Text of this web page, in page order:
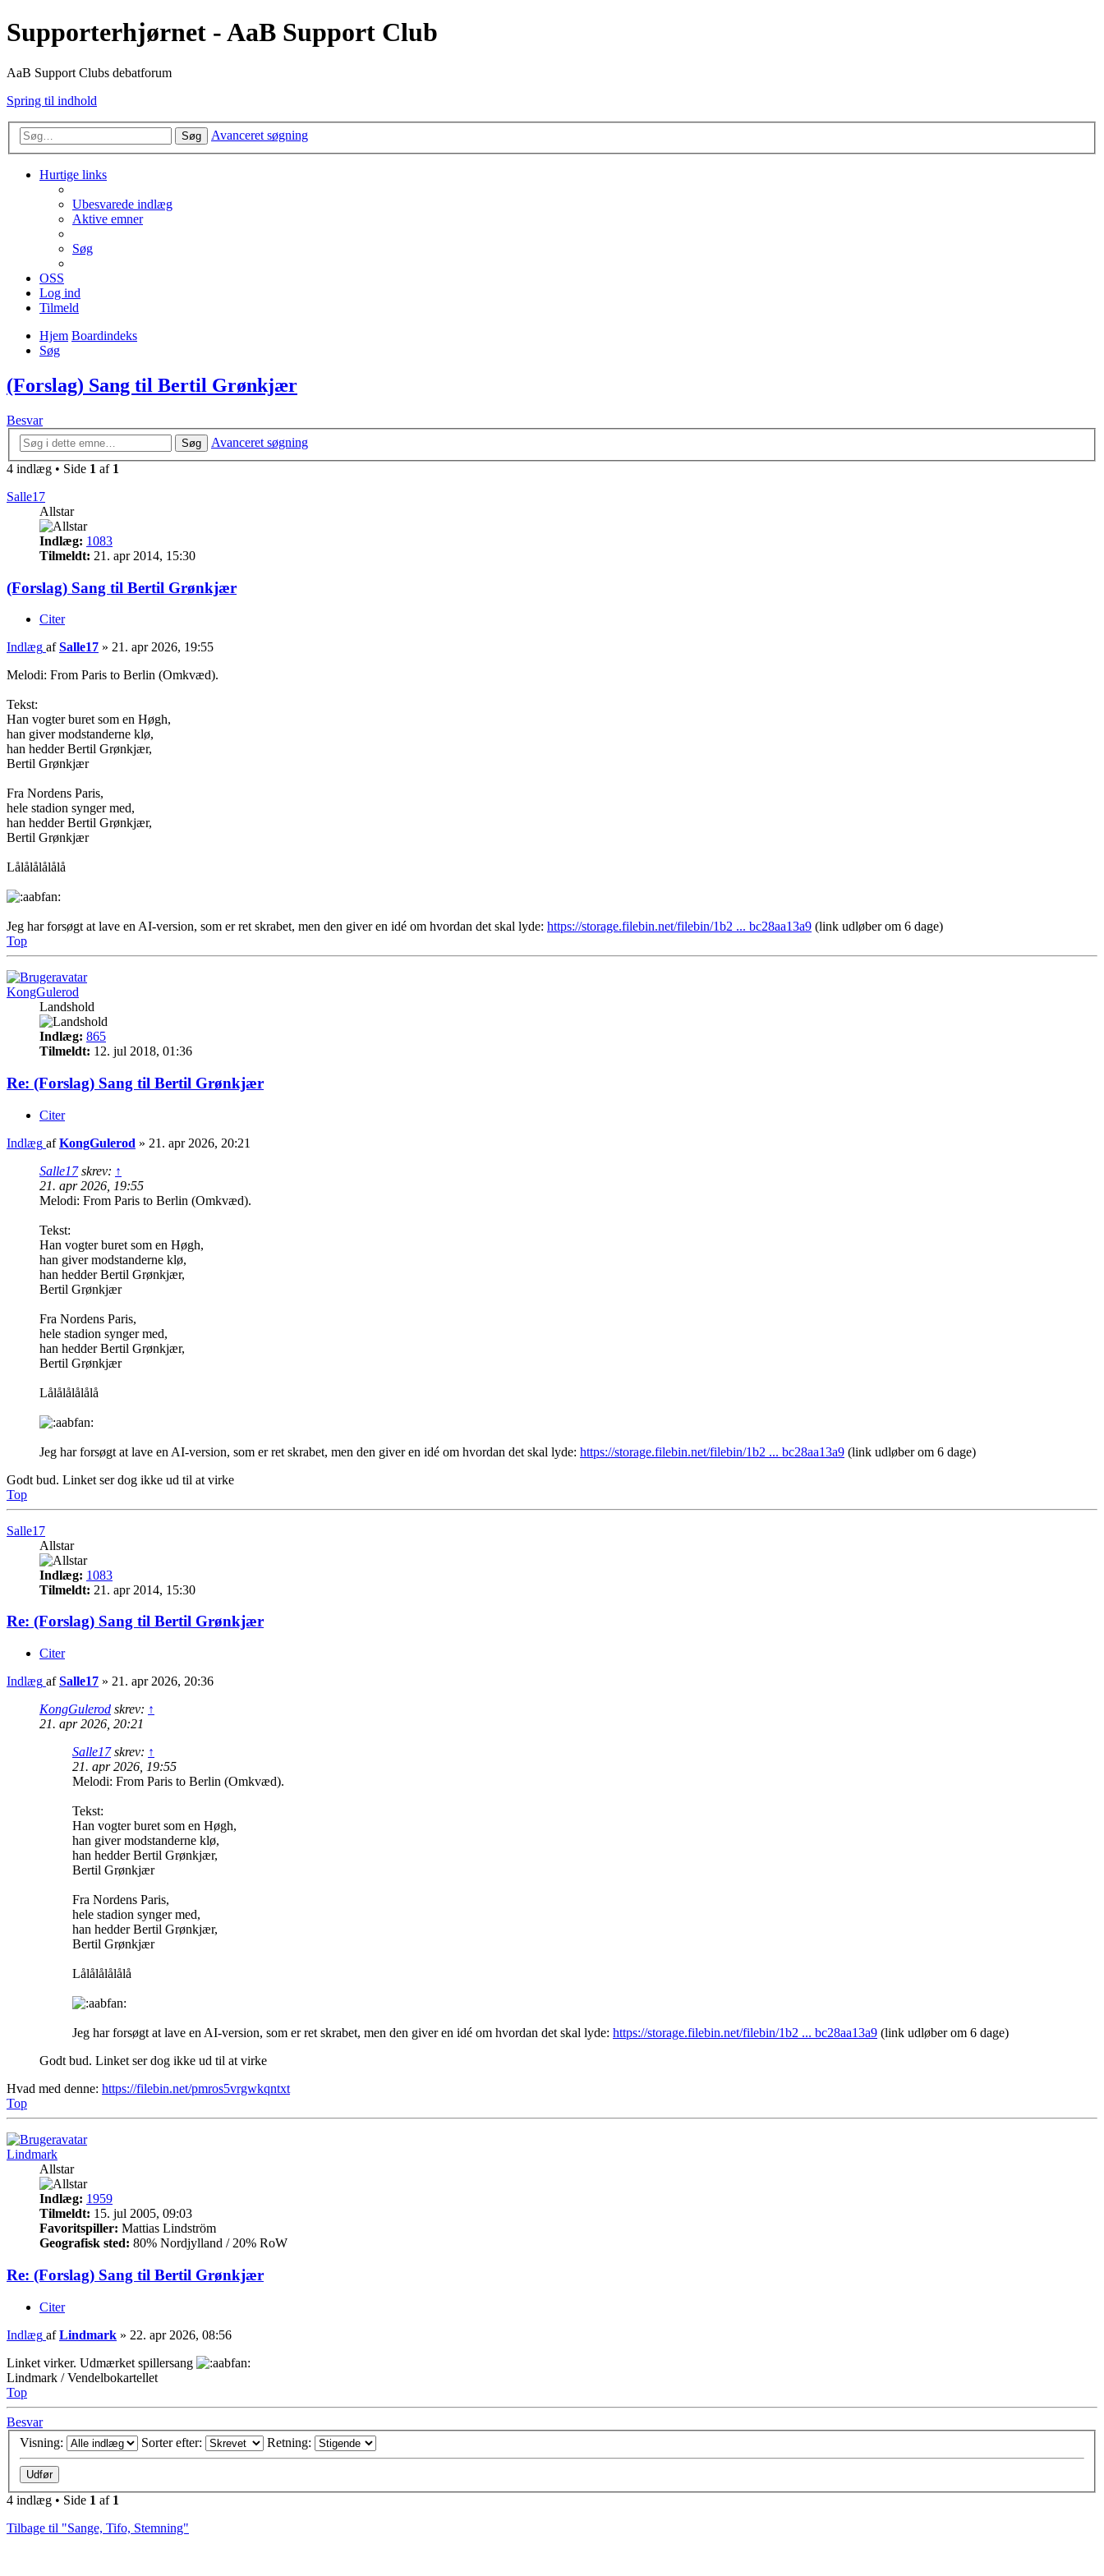
Supporterhjørnet - AaB Support Club
AaB Support Clubs debatforum
Spring til indhold
Søg Avanceret søgning
Hurtige links
Ubesvarede indlæg
Aktive emner
Søg
OSS
Log ind
Tilmeld
Hjem Boardindeks
Søg
(Forslag) Sang til Bertil Grønkjær
Besvar
Søg
Avanceret søgning
4 indlæg • Side 1 af 1
Salle17
Allstar
Indlæg: 1083
Tilmeldt: 21. apr 2014, 15:30
(Forslag) Sang til Bertil Grønkjær
Citer
Indlæg afSalle17 » 21. apr 2026, 19:55
Melodi: From Paris to Berlin (Omkvæd).
Tekst:
Han vogter buret som en Høgh,
han giver modstanderne klø,
han hedder Bertil Grønkjær,
Bertil Grønkjær
Fra Nordens Paris,
hele stadion synger med,
han hedder Bertil Grønkjær,
Bertil Grønkjær
Lålålålålålå
Jeg har forsøgt at lave en AI-version, som er ret skrabet, men den giver en idé om hvordan det skal lyde: https://storage.filebin.net/filebin/1b2 ... bc28aa13a9 (link udløber om 6 dage)
Top
KongGulerod
Landshold
Indlæg: 865
Tilmeldt: 12. jul 2018, 01:36
Re: (Forslag) Sang til Bertil Grønkjær
Citer
Indlæg afKongGulerod » 21. apr 2026, 20:21
Salle17skrev: ↑
21. apr 2026, 19:55
Melodi: From Paris to Berlin (Omkvæd).
Tekst:
Han vogter buret som en Høgh,
han giver modstanderne klø,
han hedder Bertil Grønkjær,
Bertil Grønkjær
Fra Nordens Paris,
hele stadion synger med,
han hedder Bertil Grønkjær,
Bertil Grønkjær
Lålålålålålå
Jeg har forsøgt at lave en AI-version, som er ret skrabet, men den giver en idé om hvordan det skal lyde: https://storage.filebin.net/filebin/1b2 ... bc28aa13a9 (link udløber om 6 dage)
Godt bud. Linket ser dog ikke ud til at virke
Top
Salle17
Allstar
Indlæg: 1083
Tilmeldt: 21. apr 2014, 15:30
Re: (Forslag) Sang til Bertil Grønkjær
Citer
Indlæg afSalle17 » 21. apr 2026, 20:36
KongGulerod skrev: ↑
21. apr 2026, 20:21
Salle17skrev: ↑
21. apr 2026, 19:55
Melodi: From Paris to Berlin (Omkvæd).
Tekst:
Han vogter buret som en Høgh,
han giver modstanderne klø,
han hedder Bertil Grønkjær,
Bertil Grønkjær
Fra Nordens Paris,
hele stadion synger med,
han hedder Bertil Grønkjær,
Bertil Grønkjær
Lålålålålålå
Jeg har forsøgt at lave en AI-version, som er ret skrabet, men den giver en idé om hvordan det skal lyde: https://storage.filebin.net/filebin/1b2 ... bc28aa13a9 (link udløber om 6 dage)
Godt bud. Linket ser dog ikke ud til at virke
Hvad med denne: https://filebin.net/pmros5vrgwkqntxt
Top
Lindmark
Allstar
Indlæg: 1959
Tilmeldt: 15. jul 2005, 09:03
Favoritspiller: Mattias Lindström
Geografisk sted: 80% Nordjylland / 20% RoW
Re: (Forslag) Sang til Bertil Grønkjær
Citer
Indlæg afLindmark » 22. apr 2026, 08:56
Linket virker. Udmærket spillersang
Lindmark / Vendelbokartellet
Top
Besvar
Visning:
Sorter efter: Retning:
4 indlæg • Side 1 af 1
Tilbage til "Sange, Tifo, Stemning"